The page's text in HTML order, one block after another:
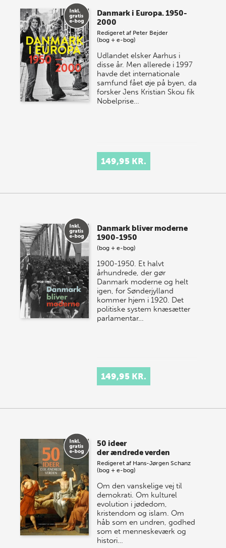
Danmark i Europa. 1950-
2000
Redigeret af Peter Bejder
(bog + e-bog)
Udlandet elsker Aarhus i
disse år. Men allerede i 1997
havde det internationale
samfund fået øje på byen, da
forsker Jens Kristian Skou fik
Nobelprise…
149,95 KR.
Danmark bliver moderne
1900-1950
(bog + e-bog)
1900-1950. Et halvt
århundrede, der gør
Danmark moderne og helt
igen, for Sønderjylland
kommer hjem i 1920. Det
politiske system knæsætter
parlamentar…
149,95 KR.
50 ideer
der ændrede verden
Redigeret af Hans-Jørgen Schanz
(bog + e-bog)
Om den vanskelige vej til
demokrati. Om kulturel
evolution i jødedom,
kristendom og islam. Om
håb som en undren, godhed
som et menneskeværk og
histori…